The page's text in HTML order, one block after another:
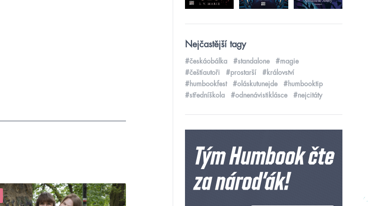
Nejčastější tagy
#českáobálka #standalone
#magie
#češtíautoři
#prostarší
#království
#humbookfest
#oláskutunejde
#humbooktip
#středníškola
#odnenávistiklásce #nejcitáty